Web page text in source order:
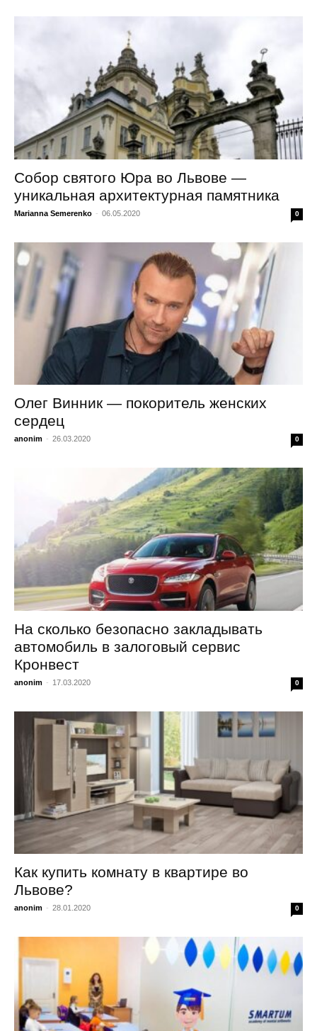
Собор святого Юра во Львове —
уникальная архитектурная памятника
Marianna Semerenko - 06.05.2020 0
Олег Винник — покоритель женских
сердец
anonim - 26.03.2020 0
На сколько безопасно закладывать
автомобиль в залоговый сервис
Кронвест
anonim - 17.03.2020 0
Как купить комнату в квартире во
Львове?
anonim - 28.01.2020 0